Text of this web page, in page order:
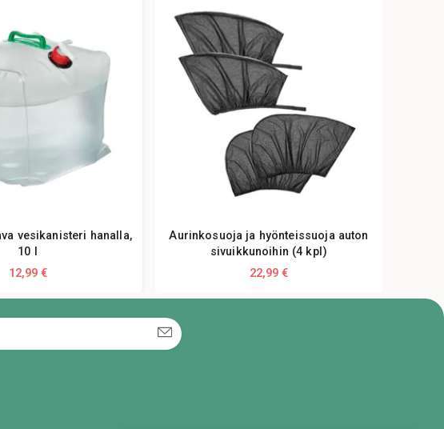
vesikanisteri hanalla,
10 l
12,99 €
Aurinkosuoja ja hyönteissuoja auton
sivuikkunoihin (4 kpl)
22,99 €